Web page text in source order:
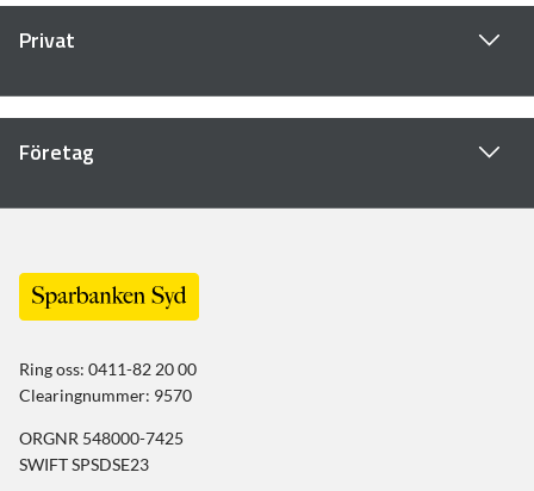
Privat
Företag
Ring oss: 0411-82 20 00
Clearingnummer: 9570
ORGNR 548000-7425
SWIFT SPSDSE23